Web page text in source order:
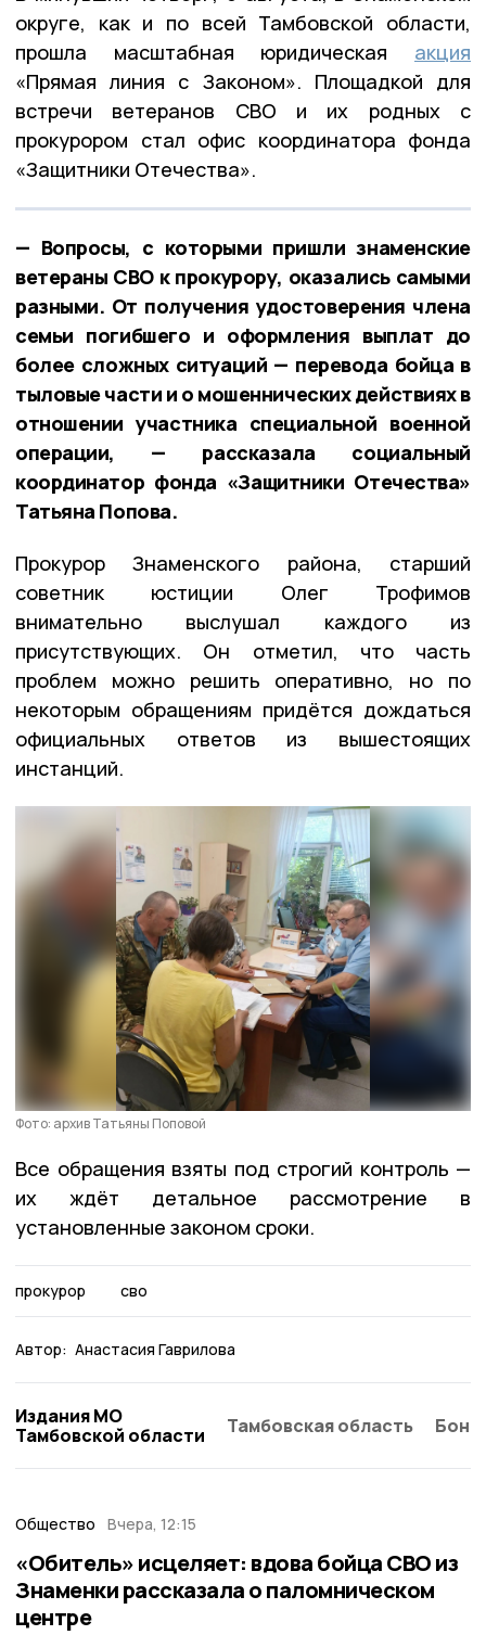
округе, как и по всей Тамбовской области,
прошла масштабная юридическая акция
«Прямая линия с Законом». Площадкой для
встречи ветеранов СВО и их родных с
прокурором стал офис координатора фонда
«Защитники Отечества».
— Вопросы, с которыми пришли знаменские
ветераны СВО к прокурору, оказались самыми
разными. От получения удостоверения члена
семьи погибшего и оформления выплат до
более сложных ситуаций — перевода бойца в
тыловые части и о мошеннических действиях в
отношении участника специальной военной
операции, — рассказала социальный
координатор фонда «Защитники Отечества»
Татьяна Попова.
Прокурор Знаменского района, старший
советник юстиции Олег Трофимов
внимательно выслушал каждого из
присутствующих. Он отметил, что часть
проблем можно решить оперативно, но по
некоторым обращениям придётся дождаться
официальных ответов из вышестоящих
инстанций.
Фото: архив Татьяны Поповой
Все обращения взяты под строгий контроль —
их ждёт детальное рассмотрение в
установленные законом сроки.
прокурор сво
Автор: Анастасия Гаврилова
Издания МО
Тамбовской области
Тамбовская область
Общество Вчера, 12:15
«Обитель» исцеляет: вдова бойца СВО из
Знаменки рассказала о паломническом
центре